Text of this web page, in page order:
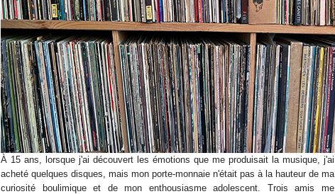
À 15 ans, lorsque j'ai découvert les émotions que me produisait la musique, j'ai
acheté quelques disques, mais mon porte-monnaie n'était pas à la hauteur de ma
curiosité boulimique et de mon enthousiasme adolescent. Trois amis me